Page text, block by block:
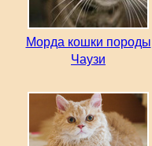
Морда кошки породы
Чаузи